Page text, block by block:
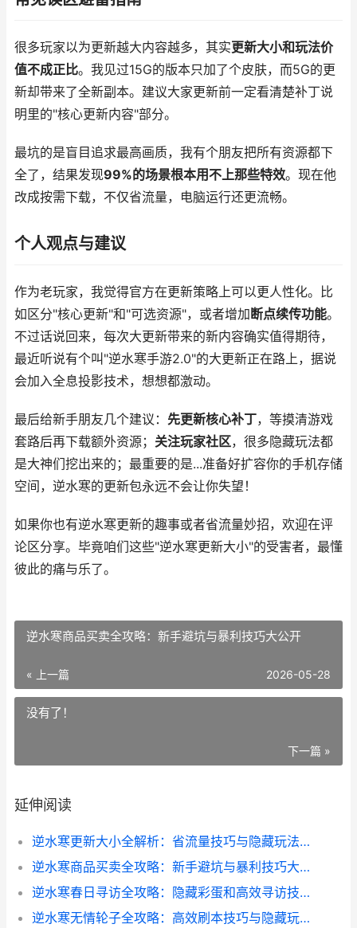
很多玩家以为更新越大内容越多，其实更新大小和玩法价
值不成正比。我见过15G的版本只加了个皮肤，而5G的更
新却带来了全新副本。建议大家更新前一定看清楚补丁说
明里的"核心更新内容"部分。
最坑的是盲目追求最高画质，我有个朋友把所有资源都下
全了，结果发现99%的场景根本用不上那些特效。现在他
改成按需下载，不仅省流量，电脑运行还更流畅。
个人观点与建议
作为老玩家，我觉得官方在更新策略上可以更人性化。比
如区分"核心更新"和"可选资源"，或者增加 断点续传功能。
不过话说回来，每次大更新带来的新内容确实值得期待，
最近听说有个叫"逆水寒手游2.0"的大更新正在路上，据说
会加入全息投影技术，想想都激动。
最后给新手朋友几个建议： 先更新核心补丁，等摸清游戏
套路后再下载额外资源； 关注玩家社区，很多隐藏玩法都
是大神们挖出来的；最重要的是...准备好扩容你的手机存储
空间，逆水寒的更新包永远不会让你失望！
如果你也有逆水寒更新的趣事或者省流量妙招，欢迎在评
论区分享。毕竟咱们这些"逆水寒更新大小"的受害者，最懂
彼此的痛与乐了。
逆水寒商品买卖全攻略：新手避坑与暴利技巧大公开
« 上一篇 2026-05-28
没有了！
下一篇 »
延伸阅读
逆水寒更新大小全解析：省流量技巧与隐藏玩法大揭秘
逆水寒商品买卖全攻略：新手避坑与暴利技巧大公开
逆水寒春日寻访全攻略：隐藏彩蛋和高效寻访技巧大揭秘
逆水寒无情轮子全攻略：高效刷本技巧与隐藏玩法揭秘